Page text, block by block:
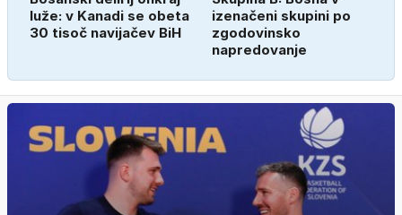
luže: v Kanadi se obeta
30 tisoč navijačev BiH
izenačeni skupini po
zgodovinsko
napredovanje